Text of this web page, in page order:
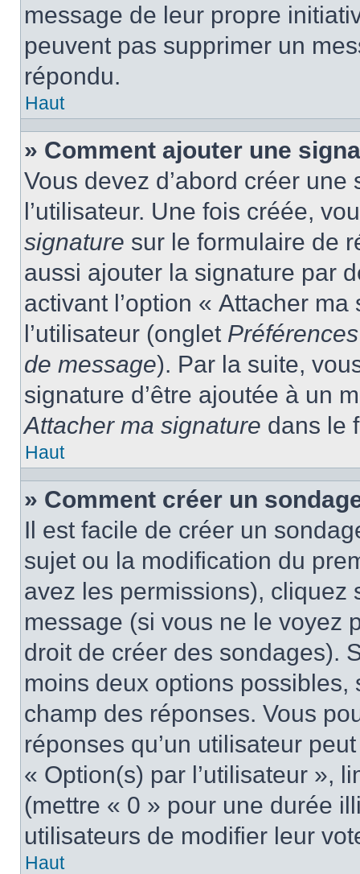
message de leur propre
peuvent pas supprimer un
répondu.
Haut
» Comment ajouter une
Vous devez d’abord créer
l’utilisateur. Une fois créée,
signature sur le formulaire de
aussi ajouter la signature par
activant l’option « Attacher
l’utilisateur (onglet
de message). Par la suite,
signature d’être ajoutée à un
Attacher ma signature dans le
Haut
» Comment créer un
Il est facile de créer un
sujet ou la modification du
avez les permissions), cliquez
message (si vous ne le voyez
droit de créer des sondages).
moins deux options
champ des réponses. Vous
réponses qu’un utilisateur
« Option(s) par l’utilisateur »,
(mettre « 0 » pour une durée
utilisateurs de modifier leur
Haut